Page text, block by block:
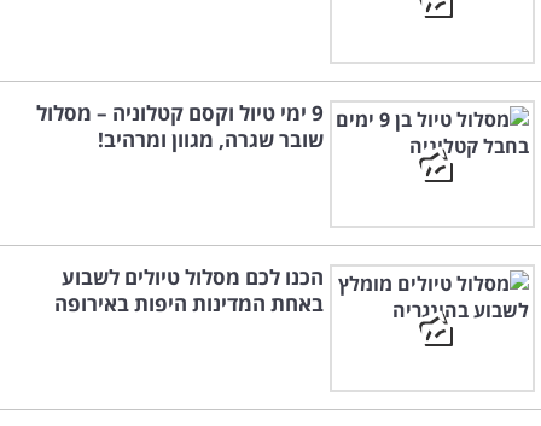
9 ימי טיול וקסם קטלוניה – מסלול
שובר שגרה, מגוון ומרהיב!
הכנו לכם מסלול טיולים לשבוע
באחת המדינות היפות באירופה